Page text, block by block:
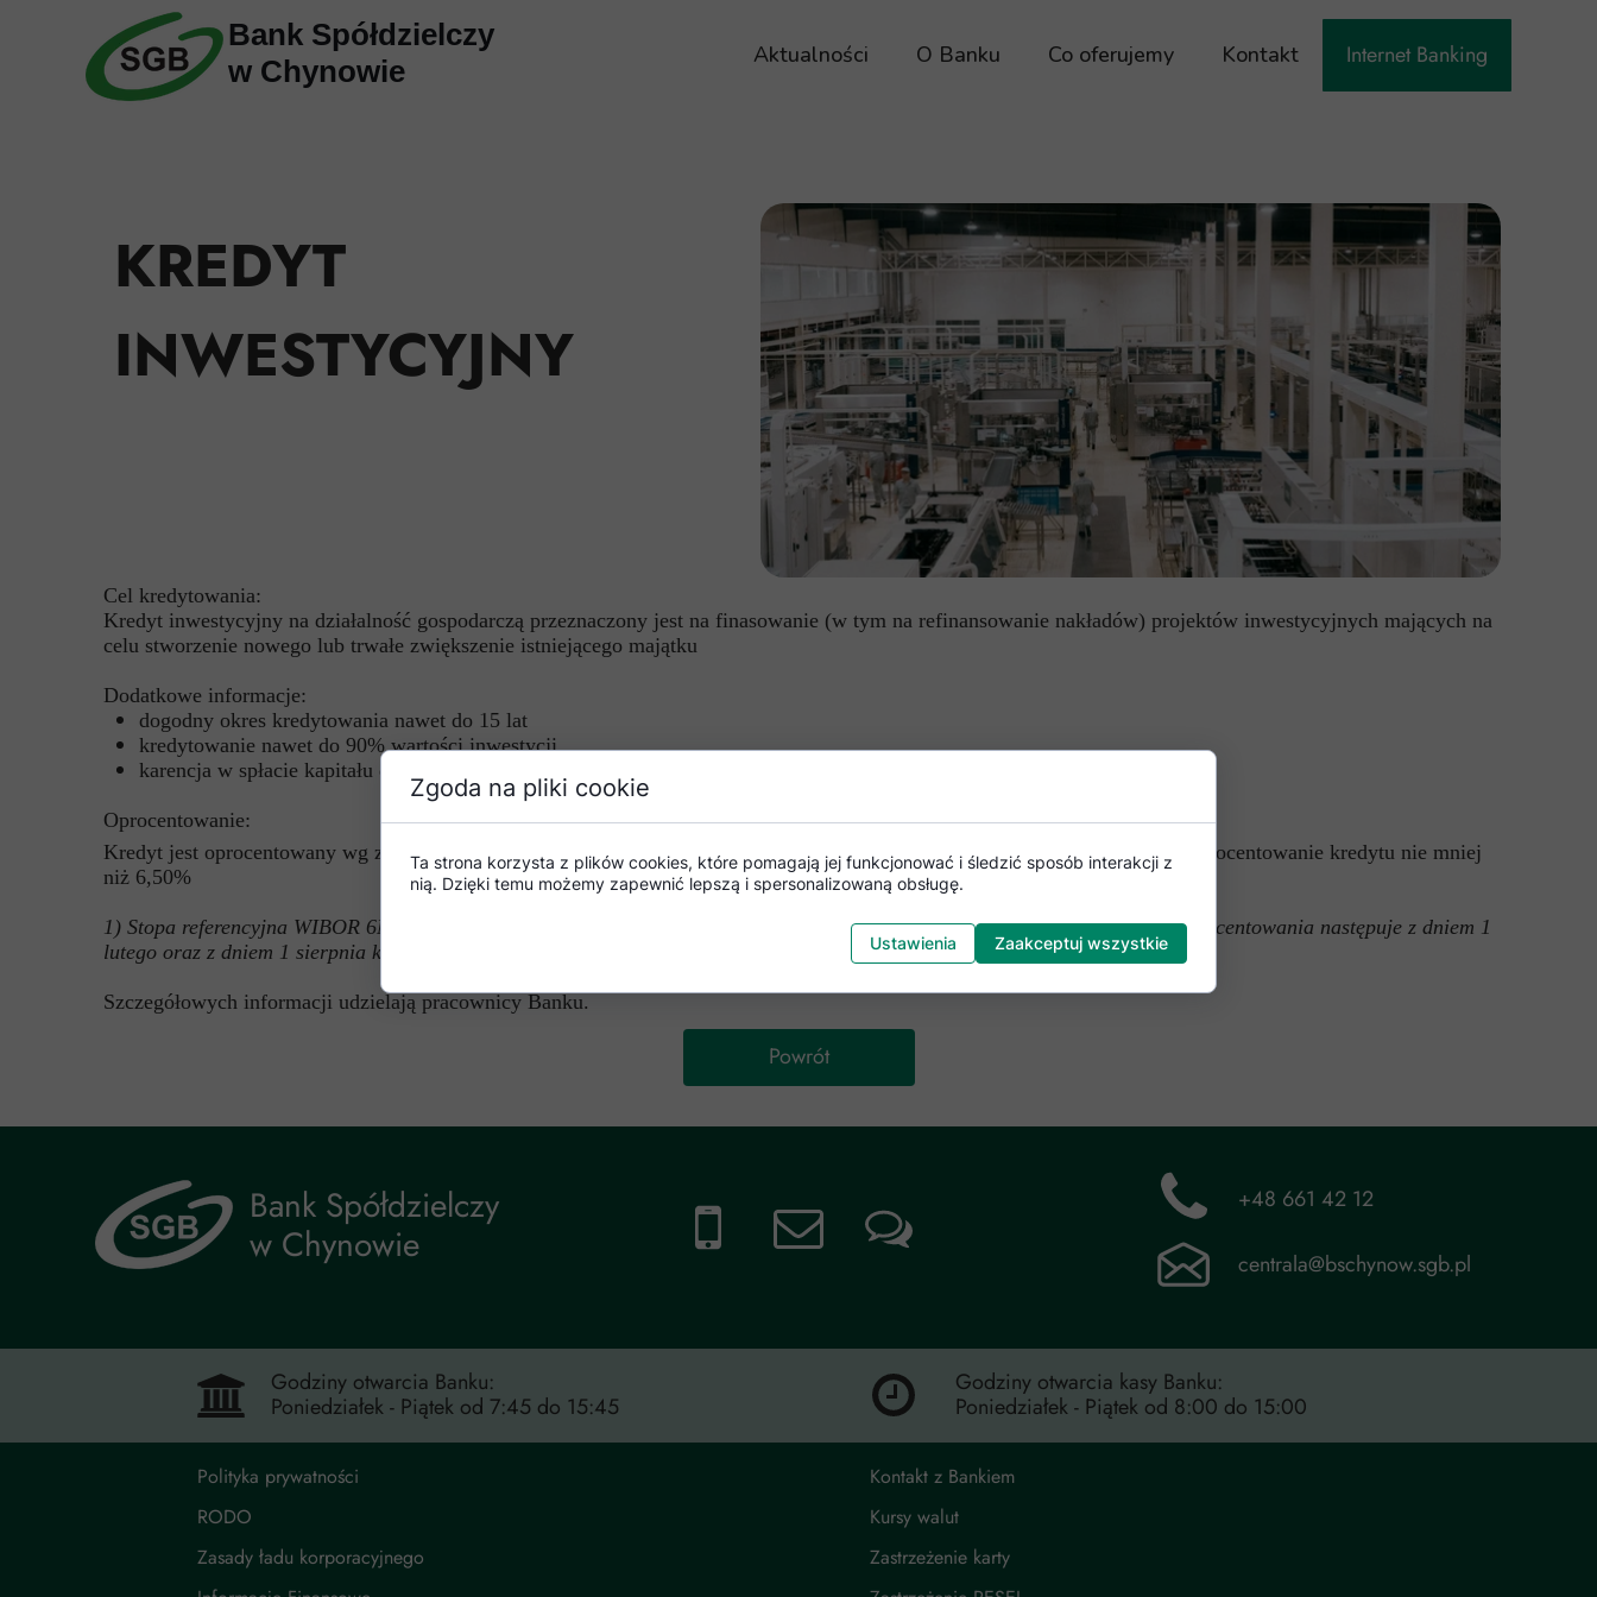
Aktualności O Banku
Władze Banku
Informacje Bankowe
Co oferujemy
dla Biznesu
Nasz Bank
Kontakt
Internet Banking
Bank Spółdzielczy
w Chynowie
Powrót
Cel kredytowania:
Kredyt inwestycyjny na działalność gospodarczą przeznaczony jest na finasowanie (w tym na refinansowanie nakładów) projektów inwestycyjnych mających na
celu stworzenie nowego lub trwałe zwiększenie istniejącego majątku
Dodatkowe informacje:
dogodny okres kredytowania nawet do 15 lat
kredytowanie nawet do 90% wartości inwestycji
karencja w spłacie kapitału do 24 miesięcy
Oprocentowanie:
Kredyt jest oprocentowany wg zmiennej stopy procentowej stanowiącej sumę stawi WIBOR 6M
+ marża 2,50 p.p. Łączne oprocentowanie kredytu nie mniej
niż 6,50%
1) Stopa referencyjna WIBOR 6M określana na pięć dni roboczych przed dniem zmiany oprocentowania. Zmiana wysokości oprocentowania następuje z dniem 1
lutego oraz z dniem 1 sierpnia każdego roku.
Szczegółowych informacji udzielają pracownicy Banku.
KREDYT
INWESTYCYJNY
Bank Spółdzielczy
w Chynowie
+48 661 42 12
centrala@bschynow.sgb.pl
Godziny otwarcia kasy Banku:
Poniedziałek - Piątek od 8:00 do 15:00
Godziny otwarcia Banku:
Poniedziałek - Piątek od 7:45 do 15:45
Zastrzeżenie karty
Kursy walut
Kontakt z Bankiem
Zasady ładu korporacyjnego
RODO
Polityka prywatności
Zgoda na pliki cookie
Ta strona korzysta z plików cookies, które pomagają jej funkcjonować i śledzić sposób interakcji z
nią. Dzięki temu możemy zapewnić lepszą i spersonalizowaną obsługę.
Ustawienia Zaakceptuj wszystkie